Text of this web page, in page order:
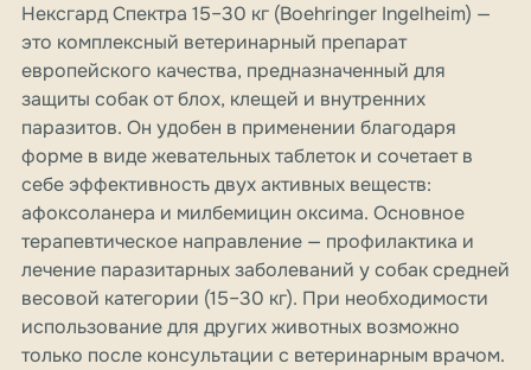
Нексгард Спектра 15–30 кг (Boehringer Ingelheim) —
это комплексный ветеринарный препарат
европейского качества, предназначенный для
защиты собак от блох, клещей и внутренних
паразитов. Он удобен в применении благодаря
форме в виде жевательных таблеток и сочетает в
себе эффективность двух активных веществ:
афоксоланера и милбемицин оксима. Основное
терапевтическое направление — профилактика и
лечение паразитарных заболеваний у собак средней
весовой категории (15–30 кг). При необходимости
использование для других животных возможно
только после консультации с ветеринарным врачом.